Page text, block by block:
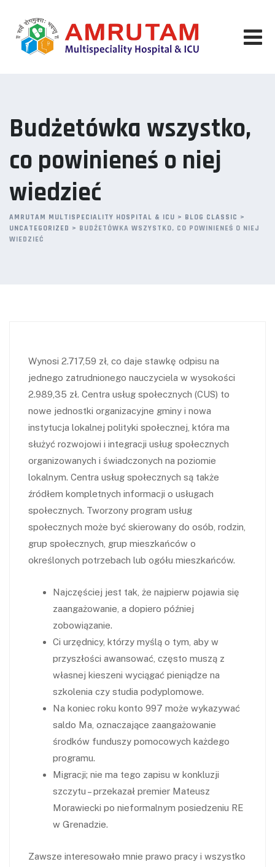
content
Budżetówka wszystko,
co powinieneś o niej
wiedzieć
AMRUTAM MULTISPECIALITY HOSPITAL & ICU > BLOG CLASSIC >
UNCATEGORIZED > BUDŻETÓWKA WSZYSTKO, CO POWINIENEŚ O NIEJ
WIEDZIEĆ
Wynosi 2.717,59 zł, co daje stawkę odpisu na
jednego zatrudnionego nauczyciela w wysokości
2.989,35 zł. Centra usług społecznych (CUS) to
nowe jednostki organizacyjne gminy i nowa
instytucja lokalnej polityki społecznej, która ma
służyć rozwojowi i integracji usług społecznych
organizowanych i świadczonych na poziomie
lokalnym. Centra usług społecznych są także
źródłem kompletnych informacji o usługach
społecznych. Tworzony program usług
społecznych może być skierowany do osób, rodzin,
grup społecznych, grup mieszkańców o
określonych potrzebach lub ogółu mieszkańców.
Najczęściej jest tak, że najpierw pojawia się
zaangażowanie, a dopiero później
zobowiązanie.
Ci urzędnicy, którzy myślą o tym, aby w
przyszłości awansować, często muszą z
własnej kieszeni wyciągać pieniądze na
szkolenia czy studia podyplomowe.
Na koniec roku konto 997 może wykazywać
saldo Ma, oznaczające zaangażowanie
środków funduszy pomocowych każdego
programu.
Migracji; nie ma tego zapisu w konkluzji
szczytu – przekazał premier Mateusz
Morawiecki po nieformalnym posiedzeniu RE
w Grenadzie.
Zawsze interesowało mnie prawo pracy i wszystko